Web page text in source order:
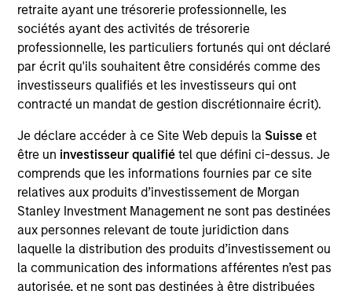
retraite ayant une trésorerie professionnelle, les
sociétés ayant des activités de trésorerie
professionnelle, les particuliers fortunés qui ont déclaré
par écrit qu'ils souhaitent être considérés comme des
investisseurs qualifiés et les investisseurs qui ont
contracté un mandat de gestion discrétionnaire écrit).
Je déclare accéder à ce Site Web depuis la Suisse et
être un investisseur qualifiétel que défini ci-dessus. Je
comprends que les informations fournies par ce site
relatives aux produits d’investissement de Morgan
Stanley Investment Management ne sont pas destinées
aux personnes relevant de toute juridiction dans
laquelle la distribution des produits d’investissement ou
la communication des informations afférentes n’est pas
autorisée, et ne sont pas destinées à être distribuées
Valoriza Servicios Medioambientales is a leading
waste management company with presence across
the entire waste management cycle. An established
player with over 40 years of experience, Valoriza
provides essential waste treatment and collection
services to over 12 million people and has 11,000
employees across Spain, Australia and Colombia.
Valoriza provides waste services primarily to public
entities (mainly municipalities) in Spain under two
main divisions: municipal waste treatment and
municipal waste services. The municipal waste
treatment division builds and operates waste
treatment facilities, including solid waste recycling,